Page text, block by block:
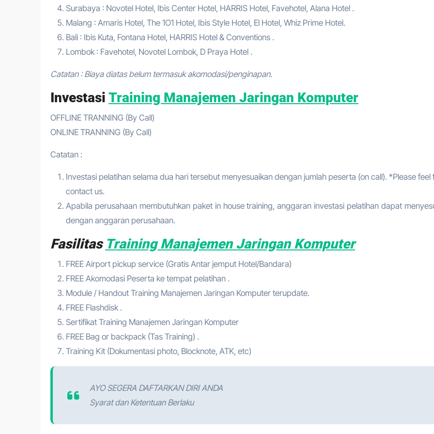
Surabaya : Novotel Hotel, Ibis Center Hotel, HARRIS Hotel, Favehotel, Alana Hotel .
Malang : Amaris Hotel, The 1O1 Hotel, Ibis Style Hotel, El Hotel, Whiz Prime Hotel.
Bali : Ibis Kuta, Fontana Hotel, HARRIS Hotel & Conventions .
Lombok : Favehotel, Novotel Lombok, D Praya Hotel .
Catatan : Biaya diatas belum termasuk akomodasi/penginapan.
Investasi Training Manajemen Jaringan Komputer
OFFLINE TRANNING (By Call)
ONLINE TRANNING (By Call)
Catatan :
Investasi pelatihan selama dua hari tersebut menyesuaikan dengan jumlah peserta (on call). *Please feel
contact us.
Apabila perusahaan membutuhkan paket in house training, anggaran investasi pelatihan dapat
dengan anggaran perusahaan.
Fasilitas Training Manajemen Jaringan Komputer
FREE Airport pickup service (Gratis Antar jemput Hotel/Bandara)
FREE Akomodasi Peserta ke tempat pelatihan .
Module / Handout Training Manajemen Jaringan Komputer terupdate.
FREE Flashdisk .
Sertifikat Training Manajemen Jaringan Komputer
FREE Bag or backpack (Tas Training) .
Training Kit (Dokumentasi photo, Blocknote, ATK, etc)
AYO SEGERA DAFTARKAN DIRI ANDA
Syarat dan Ketentuan Berlaku